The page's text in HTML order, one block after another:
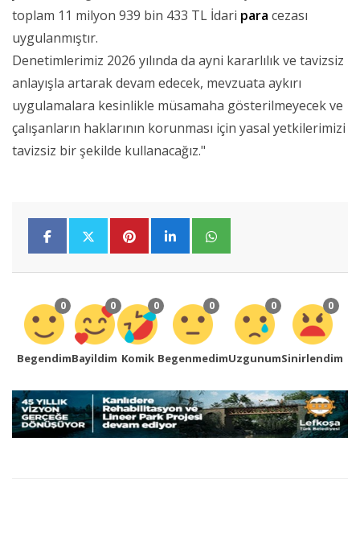
toplam 11 milyon 939 bin 433 TL İdari para cezası
uygulanmıştır.
Denetimlerimiz 2026 yılında da ayni kararlılık ve tavizsiz
anlayışla artarak devam edecek, mevzuata aykırı
uygulamalara kesinlikle müsamaha gösterilmeyecek ve
çalışanların haklarının korunması için yasal yetkilerimizi
tavizsiz bir şekilde kullanacağız."
0
Begendim
0
Bayildim
0
Komik
0
Begenmedim
0
Uzgunum
0
Sinirlendim